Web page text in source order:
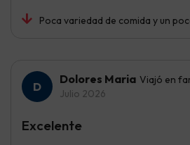
Poca variedad de comida y un
Dolores Maria Viajó en
Julio 2026
Excelente